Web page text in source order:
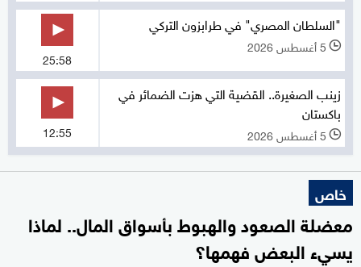
"السلطان المصري" في طرابزون التركي
l 5 أغسطس 2026
25:58
زينب الصغيرة.. القضية التي هزت الضمائر في
باكستان
l 5 أغسطس 2026 12:55
خاص
معضلة الصعود والهبوط بأسواق المال.. لماذا
يسيء البعض فهمها؟